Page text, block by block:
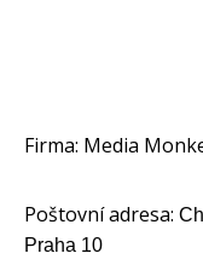
Firma: Media
Poštovní adresa:
Praha 10